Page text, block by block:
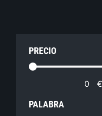
PRECIO
0 €
PALABRA